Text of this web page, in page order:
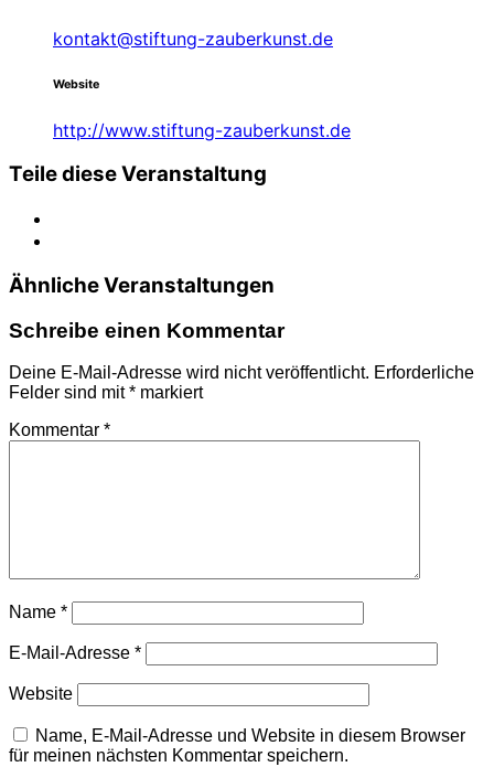
kontakt@stiftung-zauberkunst.de
Website
http://www.stiftung-zauberkunst.de
Teile diese Veranstaltung
Ähnliche Veranstaltungen
Schreibe einen Kommentar
Deine E-Mail-Adresse wird nicht veröffentlicht. Erforderliche
Felder sind mit* markiert
Kommentar *
Name *
E-Mail-Adresse *
Website
Name, E-Mail-Adresse und Website in diesem Browser
für meinen nächsten Kommentar speichern.